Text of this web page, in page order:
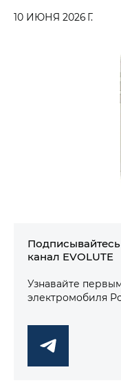
10 ИЮНЯ 2026 Г.
канал EVOLUTE
Узнавайте
электромобиля